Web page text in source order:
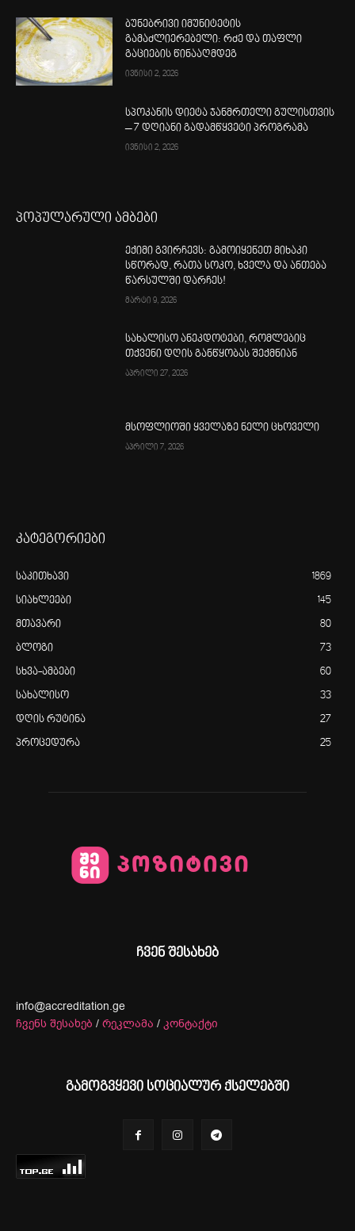
ბუნებრივი იმუნიტეტის
გამაძლიერებელი: რძე და თაფლი
გაციების წინააღმდეგ
ივნისი 2, 2026
სპოკანის დიეტა ჯანმრთელი გულისთვის
– 7 დღიანი გადამწყვეტი პროგრამა
ივნისი 2, 2026
პოპულარული ამბები
ექიმი გვირჩევს: გამოიყენეთ მიხაკი
სწორად, რათა სოკო, ხველა და ანთება
წარსულში დარჩეს!
მარტი 9, 2026
სახალისო ანეკდოტები, რომლებიც
თქვენი დღის განწყობას შექმნიან
აპრილი 27, 2026
მსოფლიოში ყველაზე ნელი ცხოველი
აპრილი 7, 2026
კატეგორიები
საკითხავი 1869
სიახლეები 145
მთავარი 80
ბლოგი 73
სხვა-ამბები 60
სახალისო 33
დღის რუტინა 27
პროცედურა 25
ჩვენ შესახებ
info@accreditation.ge
ჩვენს შესახებ / რეკლამა / კონტაქტი
გამოგვყევი სოციალურ ქსელებში